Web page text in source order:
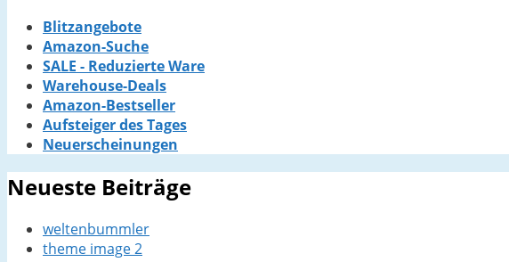
Blitzangebote
Amazon-Suche
SALE - Reduzierte Ware
Warehouse-Deals
Amazon-Bestseller
Aufsteiger des Tages
Neuerscheinungen
Neueste Beiträge
weltenbummler
theme image 2